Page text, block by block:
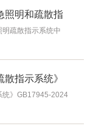
照明和疏散指
公告
疏散指示系统中
指示系统》
5月1日实施
统》GB17945-2024